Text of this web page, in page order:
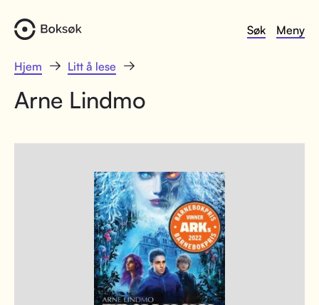
Søk Meny
Hjem Litt å lese
Arne Lindmo